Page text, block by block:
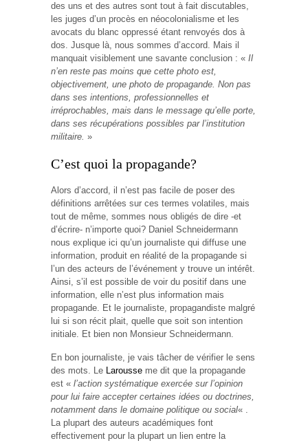
des uns et des autres sont tout à fait discutables,
les juges d’un procès en néocolonialisme et les
avocats du blanc oppressé étant renvoyés dos à
dos. Jusque là, nous sommes d’accord. Mais il
manquait visiblement une savante conclusion : « Il
n’en reste pas moins que cette photo est,
objectivement, une photo de propagande. Non pas
dans ses intentions, professionnelles et
irréprochables, mais dans le message qu’elle porte,
dans ses récupérations possibles par l’institution
militaire. »
C’est quoi la propagande?
Alors d’accord, il n’est pas facile de poser des
définitions arrêtées sur ces termes volatiles, mais
tout de même, sommes nous obligés de dire -et
d’écrire- n’importe quoi? Daniel Schneidermann
nous explique ici qu’un journaliste qui diffuse une
information, produit en réalité de la propagande si
l’un des acteurs de l’événement y trouve un intérêt.
Ainsi, s’il est possible de voir du positif dans une
information, elle n’est plus information mais
propagande. Et le journaliste, propagandiste malgré
lui si son récit plait, quelle que soit son intention
initiale. Et bien non Monsieur Schneidermann.
En bon journaliste, je vais tâcher de vérifier le sens
des mots. Le Larousse me dit que la propagande
est « l’action systématique exercée sur l’opinion
pour lui faire accepter certaines idées ou doctrines,
notamment dans le domaine politique ou social« .
La plupart des auteurs académiques font
effectivement pour la plupart un lien entre la